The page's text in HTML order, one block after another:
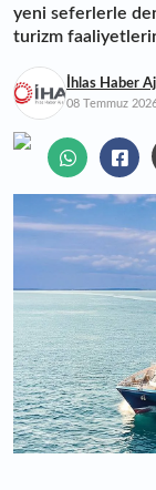
yeni seferlerle
turizm
İhlas Haber
08 Temmuz